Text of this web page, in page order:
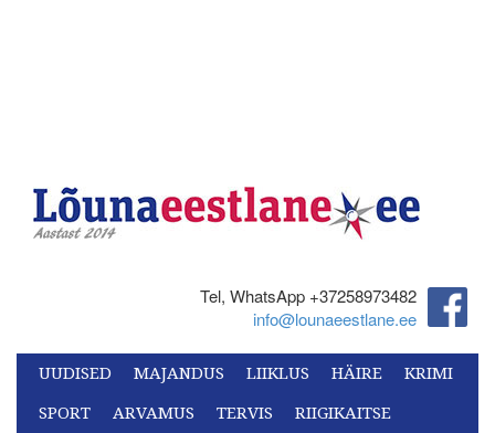
Tel, WhatsApp +37258973482‬
info@lounaeestlane.ee
UUDISED MAJANDUS LIIKLUS HÄIRE
KRIMI
SPORT
ARVAMUS TERVIS
RIIGIKAITSE